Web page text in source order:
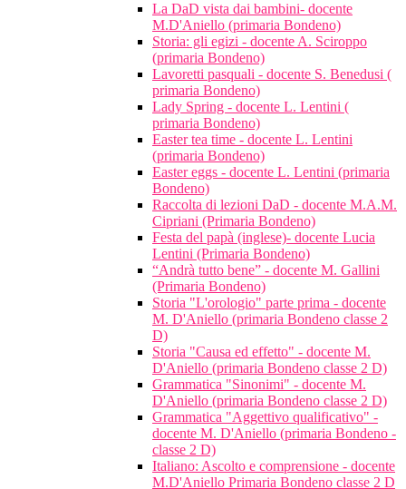
La DaD vista dai bambini- docente
M.D'Aniello (primaria Bondeno)
Storia: gli egizi - docente A. Sciroppo
(primaria Bondeno)
Lavoretti pasquali - docente S. Benedusi (
primaria Bondeno)
Lady Spring - docente L. Lentini (
primaria Bondeno)
Easter tea time - docente L. Lentini
(primaria Bondeno)
Easter eggs - docente L. Lentini (primaria
Bondeno)
Raccolta di lezioni DaD - docente M.A.M.
Cipriani (Primaria Bondeno)
Festa del papà (inglese)- docente Lucia
Lentini (Primaria Bondeno)
“Andrà tutto bene” - docente M. Gallini
(Primaria Bondeno)
Storia "L'orologio" parte prima - docente
M. D'Aniello (primaria Bondeno classe 2
D)
Storia "Causa ed effetto" - docente M.
D'Aniello (primaria Bondeno classe 2 D)
Grammatica "Sinonimi" - docente M.
D'Aniello (primaria Bondeno classe 2 D)
Grammatica "Aggettivo qualificativo" -
docente M. D'Aniello (primaria Bondeno -
classe 2 D)
Italiano: Ascolto e comprensione - docente
M.D'Aniello Primaria Bondeno classe 2 D